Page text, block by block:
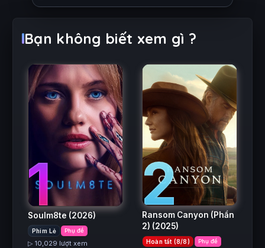
Bạn không biết xem gì ?
1
Soulm8te (2026)
Phim Lẻ Phụ đề
▷ 10,029 lượt xem
2
Ransom Canyon (Phần
2) (2025)
Hoàn tất (8/8) Phụ đề